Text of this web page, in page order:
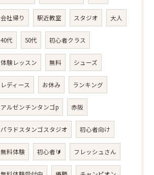
会社帰り 駅近教室 スタジオ 大人
40代 50代 初心者クラス
体験レッスン 無料 シューズ
レディース お休み ランキング
アルゼンチンタンゴp 赤阪
パラドスタンゴスタジオ 初心者向け
無料体験 初心者🔰 フレッシュさん